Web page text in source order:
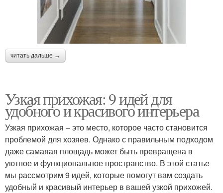
читать дальше →
Узкая прихожая: 9 идей для
удобного и красивого интерьера
Узкая прихожая – это место, которое часто становится
проблемой для хозяев. Однако с правильным подходом
даже самаяая площадь может быть превращена в
уютное и функциональное пространство. В этой статье
мы рассмотрим 9 идей, которые помогут вам создать
удобный и красивый интерьер в вашей узкой прихожей.